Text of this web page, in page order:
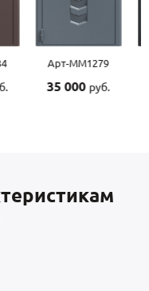
Арт-ММ1279
35 000 руб.